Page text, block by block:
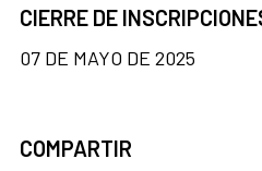
CIERRE DE
07 DE MAYO DE 2025
COMPARTIR